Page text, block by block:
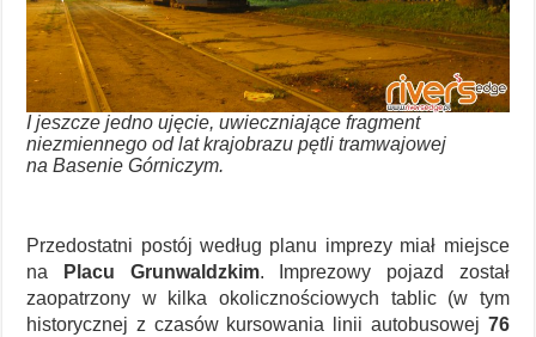
I jeszcze jedno ujęcie, uwieczniające fragment
niezmiennego od lat krajobrazu pętli tramwajowej
na Basenie Górniczym.
Przedostatni postój według planu imprezy miał miejsce
na
Placu Grunwaldzkim. Imprezowy pojazd został
zaopatrzony w kilka okolicznościowych tablic (w tym
historycznej z czasów kursowania linii autobusowej 76